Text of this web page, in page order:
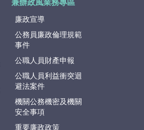
兼辦政風業務專區
廉政宣導
公務員廉政倫理規範
事件
公職人員財產申報
公職人員利益衝突迴
避法案件
機關公務機密及機關
安全事項
重要廉政政策